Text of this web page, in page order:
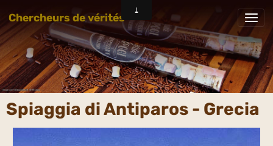
Chercheurs de vérités
Spiaggia di Antiparos - Grecia